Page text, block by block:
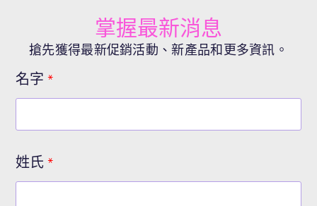
掌握最新消息
搶先獲得最新促銷活動、新產品和更多資訊。
名字 *
姓氏 *